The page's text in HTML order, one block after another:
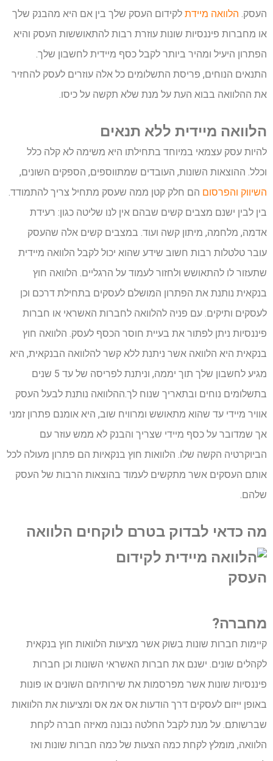
העסק. הלוואה מיידת לקידום העסק שלך בין אם היא מהבנק שלך
או מחברות פיננסיות שונות עוזרת רבות להתאוששות העסק והיא
הפתרון היעיל ומהיר ביותר לקבל כסף מיידית לחשבון שלך.
התנאים הנוחים, פריסת התשלומים כל אלה עוזרים לעסק להחזיר
את ההלוואה בבוא העת על מנת שלא תקשה על כיסו.
הלוואה מיידית ללא תנאים
להיות עסק עצמאי במיוחד בתחילתו היא משימה לא קלה כלל
וכלל. ההוצאות השונות, העובדים שמתווספים, הספקים השונים,
השיווק והפרסום הם חלק קטן ממה שעסק מתחיל צריך להתמודד.
בין לבין ישנם מצבים קשים שבהם אין לנו שליטה כגון: רעידת
אדמה, מלחמה, מיתון קשה ועוד. במצבים קשים אלה שהעסק
עובר טלטלות רבות חשוב שידע שהוא יכול לקבל הלוואה מיידית
שתעזור לו להתאושש ולחזור לעמוד על הרגליים. הלוואה חוץ
בנקאית נותנת את הפתרון המושלם לעסקים בתחילת דרכם וכן
לעסקים ותיקים. עם פניה להלוואה לחברות האשראי או חברות
פיננסיות ניתן לפתור את בעיית חוסר הכסף לעסק. הלוואה חוץ
בנקאית היא הלוואה אשר ניתנת ללא קשר להלוואה הבנקאית, היא
מגיע לחשבון שלך תוך יממה, וניתנת לפריסה של עד 5 שנים
בתשלומים נוחים ובתאריך שנוח לך.ההלוואה נותנת לבעל העסק
אוויר מיידי עד שהוא מתאושש ומרוויח שוב, היא אומנם פתרון זמני
אך שמדובר על כסף מיידי שצריך והבנק לא ממש עוזר עם
הביוקרטיה הקשה שלו. הלוואות חוץ בנקאיות הם פתרון מעולה לכל
אותם העסקים אשר מתקשים לעמוד בהוצאות הרבות של העסק
שלהם.
מה כדאי לבדוק בטרם לוקחים הלוואה
מחברה?
קיימות חברות שונות בשוק אשר מציעות הלוואות חוץ בנקאית
לקהלים שונים. ישנם את חברות האשראי השונות וכן חברות
פיננסיות שונות אשר מפרסמות את שירותיהם השונים או פונות
באופן ייזום לעסקים דרך הודעות אס אמ אס ומציעות את הלוואות
שברשותם. על מנת לקבל החלטה נבונה מאיזה חברה לקחת
הלוואה, מומלץ לקחת כמה הצעות של כמה חברות שונות ואז